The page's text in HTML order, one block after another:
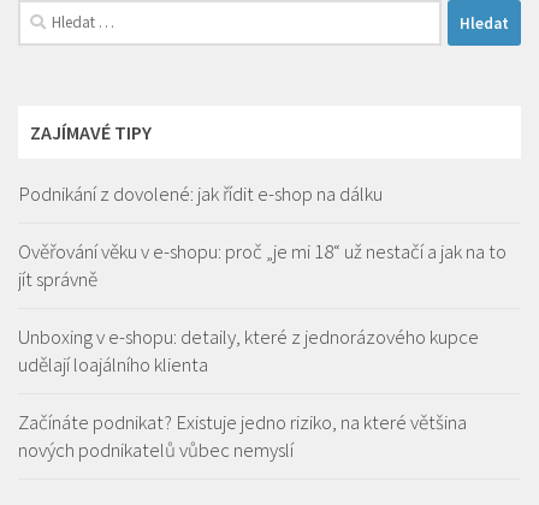
Vyhledávání
ZAJÍMAVÉ TIPY
Podnikání z dovolené: jak řídit e-shop na dálku
Ověřování věku v e-shopu: proč „je mi 18“ už nestačí a jak na to
jít správně
Unboxing v e-shopu: detaily, které z jednorázového kupce
udělají loajálního klienta
Začínáte podnikat? Existuje jedno riziko, na které většina
nových podnikatelů vůbec nemyslí